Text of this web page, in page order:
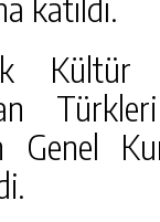
Kültür
Genel